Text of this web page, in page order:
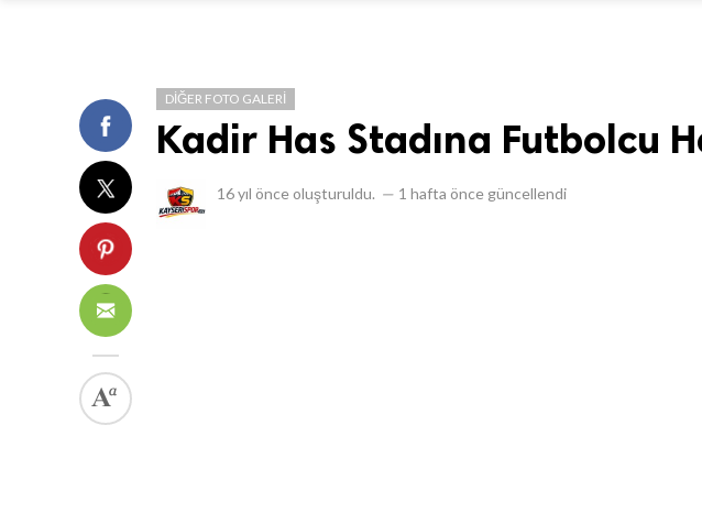
DIĞER FOTO GALERI
Kadir Has Stadına Futbolcu
16 yıl önce oluşturuldu. — 1 hafta önce güncellendi